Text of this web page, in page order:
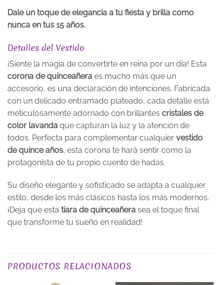
Dale un toque de elegancia a tu fiesta y brilla como
nunca en tus 15 años.
Detalles del Vestido
¡Siente la magia de convertirte en reina por un día! Esta
corona de quinceañera es mucho más que un
accesorio, es una declaración de intenciones. Fabricada
con un delicado entramado plateado, cada detalle está
meticulosamente adornado con brillantes cristales de
color lavanda que capturan la luz y la atención de
todos. Perfecta para complementar cualquier vestido
de quince años, esta corona te hará sentir como la
protagonista de tu propio cuento de hadas.
Su diseño elegante y sofisticado se adapta a cualquier
estilo, desde los más clásicos hasta los más modernos.
¡Deja que esta tiara de quinceañera sea el toque final
que transforme tu sueño en realidad!
PRODUCTOS RELACIONADOS